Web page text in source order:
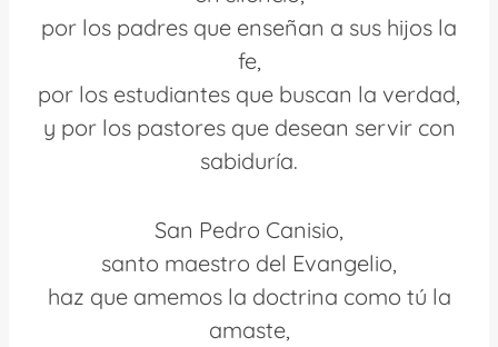
por los padres que enseñan a sus hijos la
fe,
por los estudiantes que buscan la verdad,
y por los pastores que desean servir con
sabiduría.
San Pedro Canisio,
santo maestro del Evangelio,
haz que amemos la doctrina como tú la
amaste,